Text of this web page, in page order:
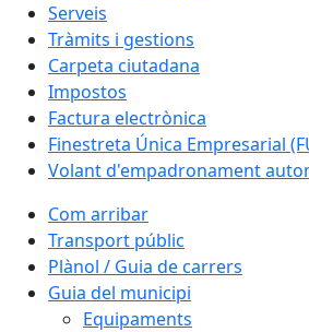
Serveis
Tràmits i gestions
Carpeta ciutadana
Impostos
Factura electrònica
Finestreta Única Empresarial
Volant d'empadronament
Com arribar
Transport públic
Plànol / Guia de carrers
Guia del municipi
Equipaments